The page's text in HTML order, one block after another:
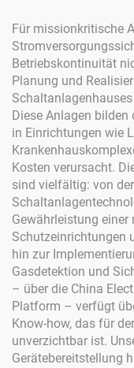
Für missionkritische
Betriebskontinuität
Planung und
Diese Anlagen
in Einrichtungen wie
Kosten verursacht.
sind vielfältig: von
Gewährleistung
Schutzeinrichtungen
hin zur
Gasdetektion und
– über die China
Platform – verfügt
Know-how, das für
unverzichtbar ist.
Gerätebereitstellung